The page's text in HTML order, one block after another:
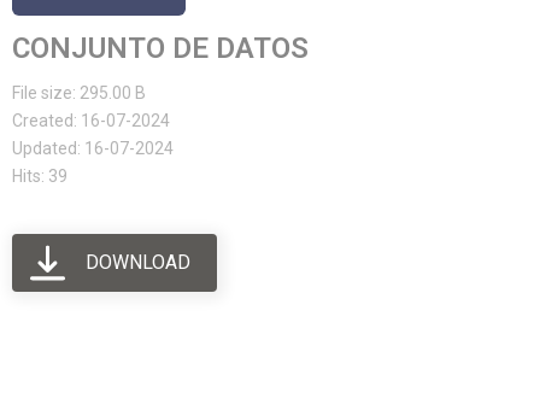
CONJUNTO DE DATOS
File size: 295.00 B
Created: 16-07-2024
Updated: 16-07-2024
Hits: 39
DOWNLOAD